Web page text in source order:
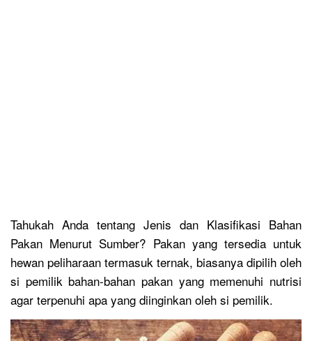
Tahukah Anda tentang Jenis dan Klasifikasi Bahan
Pakan Menurut Sumber? Pakan yang tersedia untuk
hewan peliharaan termasuk ternak, biasanya dipilih oleh
si pemilik bahan-bahan pakan yang memenuhi nutrisi
agar terpenuhi apa yang diinginkan oleh si pemilik.